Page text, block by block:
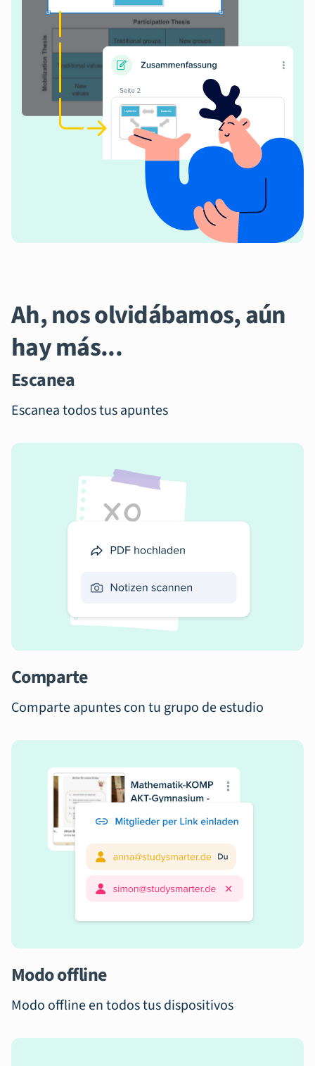
Ah, nos olvidábamos, aún
hay más...
Escanea
Escanea todos tus apuntes
Comparte
Comparte apuntes con tu grupo de estudio
Modo offline
Modo offline en todos tus dispositivos